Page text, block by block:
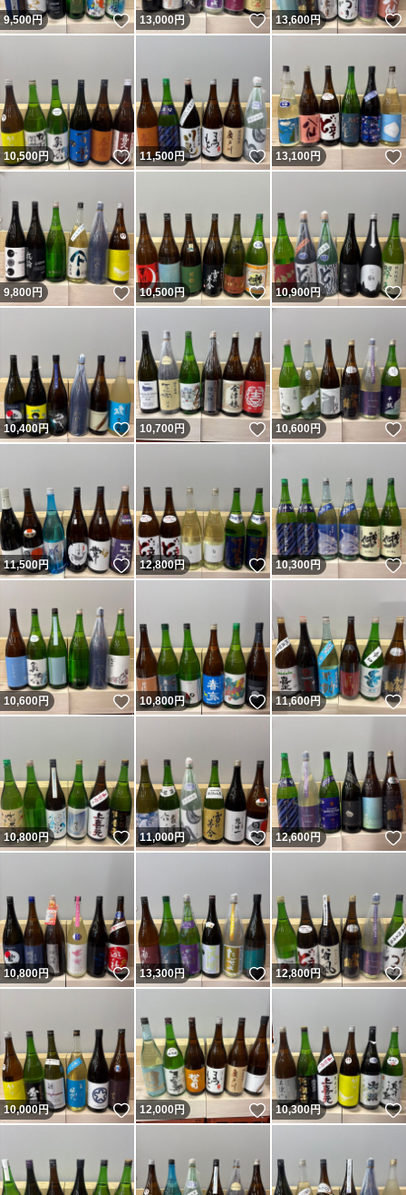
9,500円 いいね！
13,000円 いいね！
13,600円
10,500円 いいね！
11,500円 いいね！
13,100円
9,800円 いいね！
10,500円 いいね！
10,900円
10,400円 いいね！
10,700円 いいね！
10,600円
11,500円 いいね！
12,800円 いいね！
10,300円
10,600円 いいね！
10,800円 いいね！
11,600円
10,800円 いいね！
11,000円 いいね！
12,600円
10,800円 いいね！
13,300円 いいね！
12,800円
10,000円 いいね！
12,000円 いいね！
10,300円